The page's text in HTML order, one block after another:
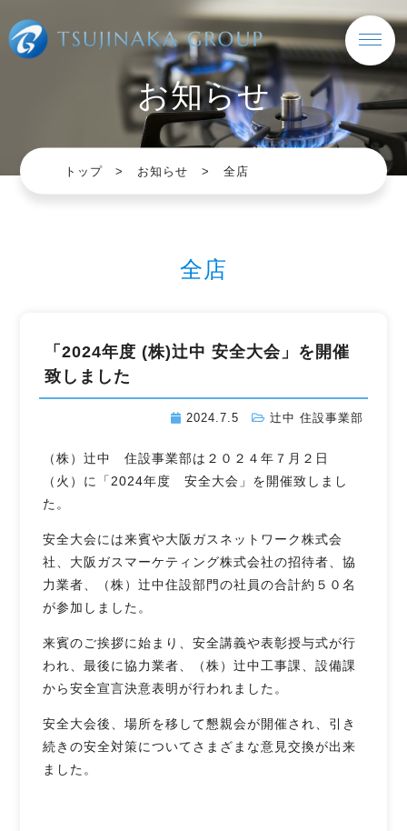
お知らせ
トップ お知らせ 全店
全店
「2024年度 (株)辻󠄀中 安全大会」を開催
致しました
2024.7.5 辻󠄀中 住設事業部
（株）辻󠄀中 住設事業部は２０２４年７月２日
（火）に「2024年度 安全大会」を開催致しまし
た。
安全大会には来賓や大阪ガスネットワーク株式会
社、大阪ガスマーケティング株式会社の招待者、協
力業者、（株）辻󠄀中住設部門の社員の合計約５０名
が参加しました。
来賓のご挨拶に始まり、安全講義や表彰授与式が行
われ、最後に協力業者、（株）辻󠄀中工事課、設備課
から安全宣言決意表明が行われました。
安全大会後、場所を移して懇親会が開催され、引き
続きの安全対策についてさまざまな意見交換が出来
ました。